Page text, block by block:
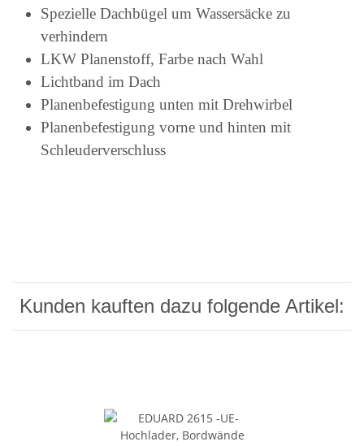
Spezielle Dachbügel um Wassersäcke zu
verhindern
LKW Planenstoff, Farbe nach Wahl
Lichtband im Dach
Planenbefestigung unten mit Drehwirbel
Planenbefestigung vorne und hinten mit
Schleuderverschluss
Kunden kauften dazu folgende Artikel: